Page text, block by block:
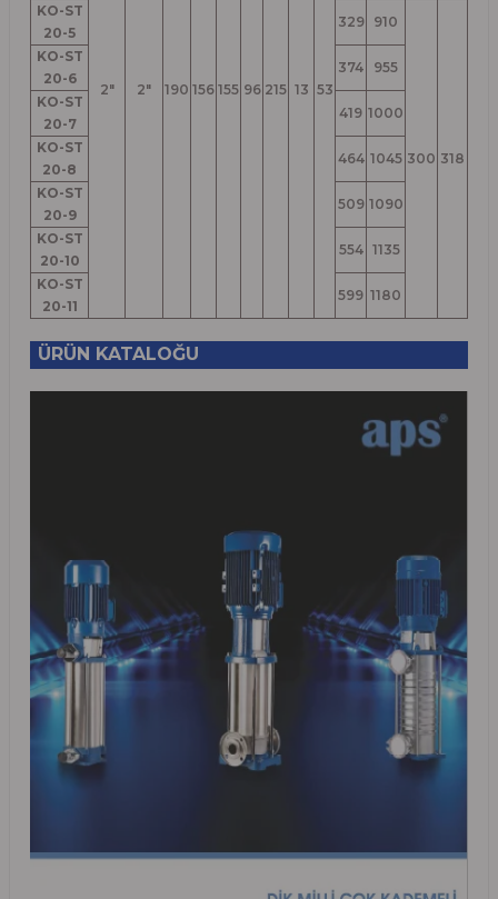
2" 2" 190 156 155 96 215 13 53
KO-ST
20-5
329 910
300 318
KO-ST
20-6
374 955
KO-ST
20-7
419 1000
KO-ST
20-8
464 1045
KO-ST
20-9
509 1090
KO-ST
20-10
554 1135
KO-ST
20-11
599 1180
ÜRÜN KATALOĞU